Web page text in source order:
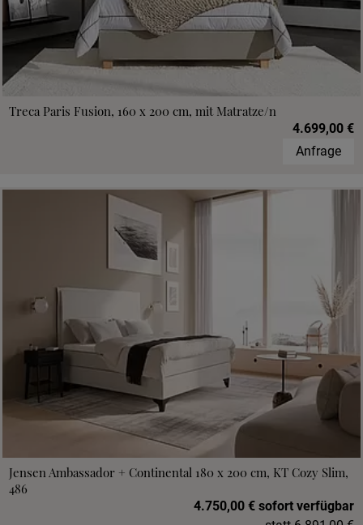
Treca Paris Fusion, 160 x 200 cm, mit Matratze/n
4.699,00 €
Anfrage
Jensen Ambassador + Continental 180 x 200 cm, KT Cozy Slim,
486
4.750,00 € sofort verfügbar